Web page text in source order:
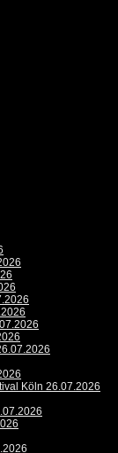
Köln 26.07.2026